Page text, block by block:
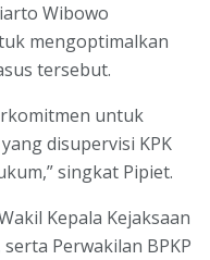
Wibowo
mengoptimalkan
tersebut.
untuk
disupervisi KPK
singkat Pipiet.
Kepala Kejaksaan
Perwakilan BPKP